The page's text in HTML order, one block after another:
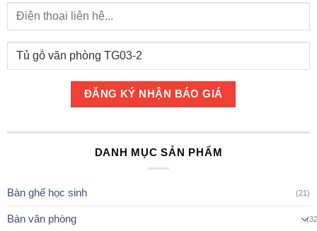
DANH MỤC SẢN PHẨM
Bàn ghế học sinh (21)
Bàn văn phòng